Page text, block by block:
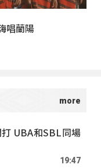
唱蘭陽
UBA和SBL同場
19:47